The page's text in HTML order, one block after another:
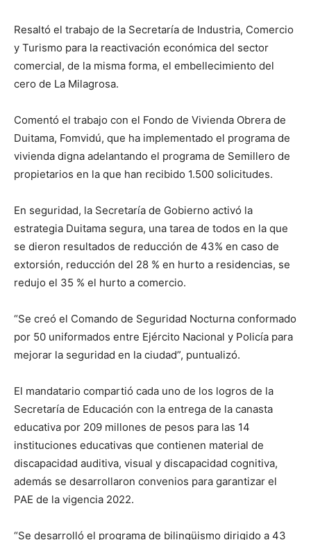
Resaltó el trabajo de la Secretaría de Industria, Comercio
y Turismo para la reactivación económica del sector
comercial, de la misma forma, el embellecimiento del
cero de La Milagrosa.
Comentó el trabajo con el Fondo de Vivienda Obrera de
Duitama, Fomvidú, que ha implementado el programa de
vivienda digna adelantando el programa de Semillero de
propietarios en la que han recibido 1.500 solicitudes.
En seguridad, la Secretaría de Gobierno activó la
estrategia Duitama segura, una tarea de todos en la que
se dieron resultados de reducción de 43% en caso de
extorsión, reducción del 28 % en hurto a residencias, se
redujo el 35 % el hurto a comercio.
“Se creó el Comando de Seguridad Nocturna conformado
por 50 uniformados entre Ejército Nacional y Policía para
mejorar la seguridad en la ciudad”, puntualizó.
El mandatario compartió cada uno de los logros de la
Secretaría de Educación con la entrega de la canasta
educativa por 209 millones de pesos para las 14
instituciones educativas que contienen material de
discapacidad auditiva, visual y discapacidad cognitiva,
además se desarrollaron convenios para garantizar el
PAE de la vigencia 2022.
“Se desarrolló el programa de bilingüismo dirigido a 43